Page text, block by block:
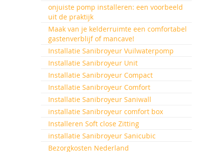
onjuiste pomp installeren: een voorbeeld
uit de praktijk
Maak van je kelderruimte een comfortabel
gastenverblijf of mancave!
Installatie Sanibroyeur Vuilwaterpomp
Installatie Sanibroyeur Unit
Installatie Sanibroyeur Compact
Installatie Sanibroyeur Comfort
Installatie Sanibroyeur Saniwall
installatie Sanibroyeur comfort box
Installeren Soft close Zitting
installatie Sanibroyeur Sanicubic
Bezorgkosten Nederland